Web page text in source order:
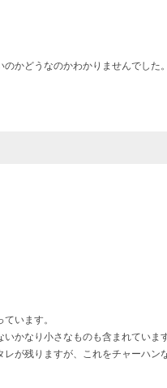
かどうなのかわかりませんでした。
います。
かなり小さなものも含まれていま
が残りますが、これをチャーハン